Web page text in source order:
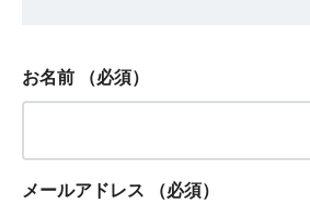
お名前 （必須）
メールアドレス （必須）